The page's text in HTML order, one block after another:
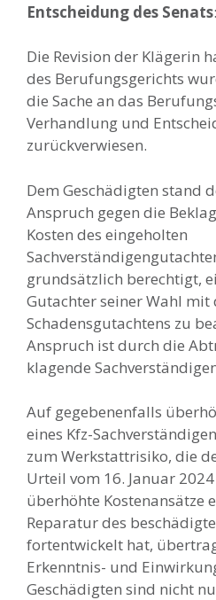
Entscheidung des Senats:
Die Revision der Klägerin
des Berufungsgerichts
die Sache an das
Verhandlung und
zurückverwiesen.
Dem Geschädigten stand
Anspruch gegen die
Kosten des eingeholten
grundsätzlich berechtigt,
Gutachter seiner Wahl mit
Schadensgutachtens zu
Anspruch ist durch die
klagende
Auf gegebenenfalls
eines Kfz-
zum Werkstattrisiko, die
Urteil vom 16. Januar
überhöhte Kostenansätze
Reparatur des
fortentwickelt hat,
Erkenntnis- und
Geschädigten sind nicht